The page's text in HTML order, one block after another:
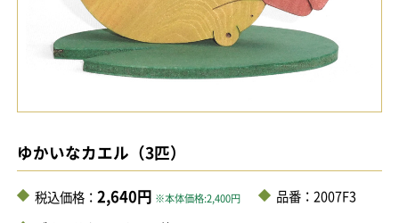
ゆかいなカエル（3匹）
税込価格： 2,640円 ※本体価格:2,400円
品番：2007F3